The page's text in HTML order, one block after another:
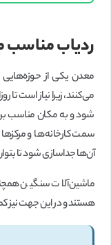
ردیاب
معدن یکی از حوزه‌هایی
می‌کنند، زیرا نیاز است
شود و به مکان مناسب
سمت کارخانه‌ها و
آن‌ها جداسازی شود تا
ماشین‌آلات سنگین
هستند و در این جهت نیز